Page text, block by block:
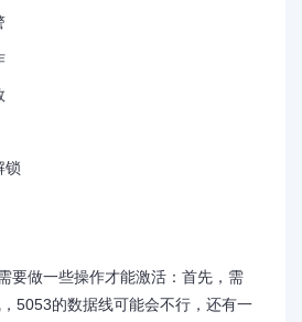
做一些操作才能激活：首先，需
5053的数据线可能会不行，还有一